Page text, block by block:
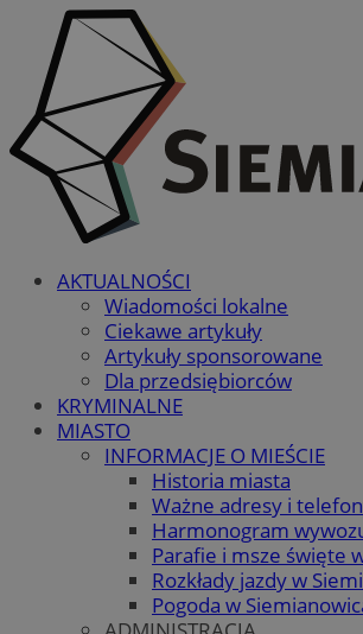
AKTUALNOŚCI
Wiadomości lokalne
Ciekawe artykuły
Artykuły sponsorowane
Dla przedsiębiorców
KRYMINALNE
MIASTO
INFORMACJE O MIEŚCIE
Historia miasta
Ważne adresy i
Harmonogram
Parafie i msze święte
Rozkłady jazdy w
Pogoda w